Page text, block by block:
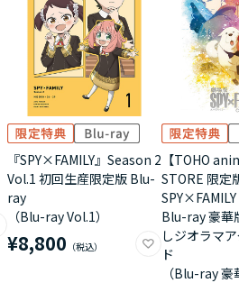
『SPY×FAMILY』Season 2
Vol.1 初回生産限定版 Blu-
ray
（Blu-ray Vol.1）
¥8,800
【TOHO
STORE 限定
Blu-ray 豪華
しジオラマ
ド
（Blu-ray